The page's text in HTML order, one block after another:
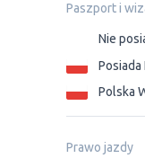
Paszport i
Nie
Posiada
Polska
Prawo jazdy